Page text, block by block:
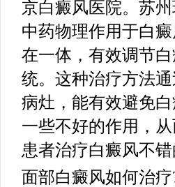
京白癜风医院。苏
中药物理作用于白
在一体，有效调节
统。这种治疗方法
病灶，能有效避免
一些不好的作用，
患者治疗白癜风不错
面部白癜风如何治